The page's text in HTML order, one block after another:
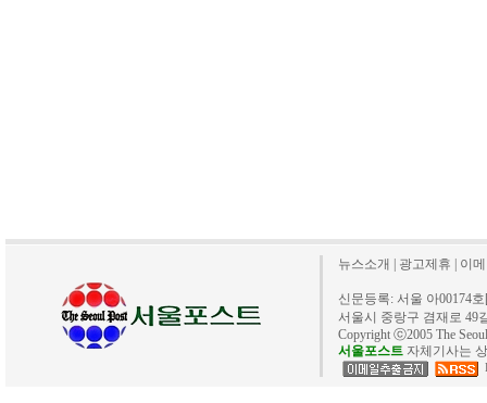
뉴스소개 광고제휴 이
신문등록: 서울 아00174
서울시 중랑구 겸재로 49
Copyright ⓒ2005 The
서울포스트 자체기사는